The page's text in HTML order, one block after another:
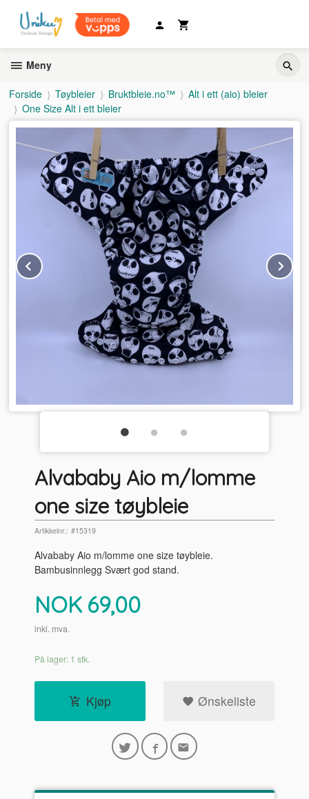
innholdet
Meny
Forside Tøybleier Bruktbleie.no™
Alt i ett (aio) bleier
One Size Alt i ett bleier
Prev
Alvababy Aio m/lomme
one size tøybleie
Artikkelnr.: #15319
Alvababy Aio m/lomme one size tøybleie.
Bambusinnlegg Svært god stand.
Pris
NOK 69,00
inkl. mva.
På lager: 1 stk.
Kjøp Ønskeliste